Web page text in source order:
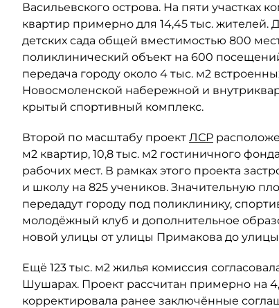
Васильевского острова. На пяти участках
квартир примерно для 14,45 тыс. жителей.
детских сада общей вместимостью 800
поликлинический объект на 600
передача городу около 4 тыс. м2
Новосмоленской набережной и
крытый спортивный комплекс.
Второй по масштабу проект ЛСР
м2 квартир, 10,8 тыс. м2 гостиничного
рабочих мест. В рамках этого проекта
и школу на 825 учеников. Значительную
передадут городу под поликлинику,
молодёжный клуб и дополнительное
новой улицы от улицы Примакова до
Ещё 123 тыс. м2 жилья комиссия
Шушарах. Проект рассчитан примерно на
корректировала ранее заключённые